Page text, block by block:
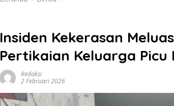
Insiden Kekerasan
Pertikaian Keluarga
Redaksi
2 Februari 2026